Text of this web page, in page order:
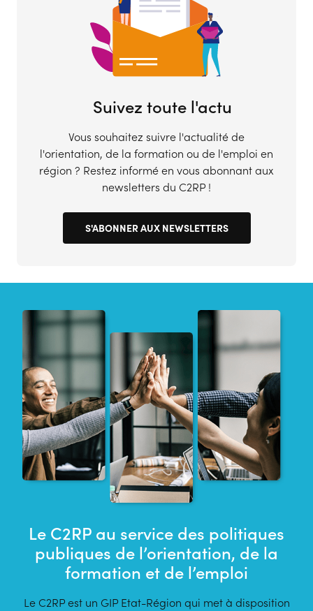
Suivez toute l'actu
Vous souhaitez suivre l'actualité de
l'orientation, de la formation ou de l'emploi en
région ? Restez informé en vous abonnant aux
newsletters du C2RP !
S'ABONNER AUX NEWSLETTERS
Le C2RP au service des politiques
publiques de l’orientation, de la
formation et de l’emploi
Le C2RP est un GIP Etat-Région qui met à disposition